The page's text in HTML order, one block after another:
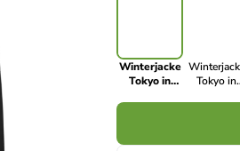
Winterjacke
Tokyo in
Tokyo in